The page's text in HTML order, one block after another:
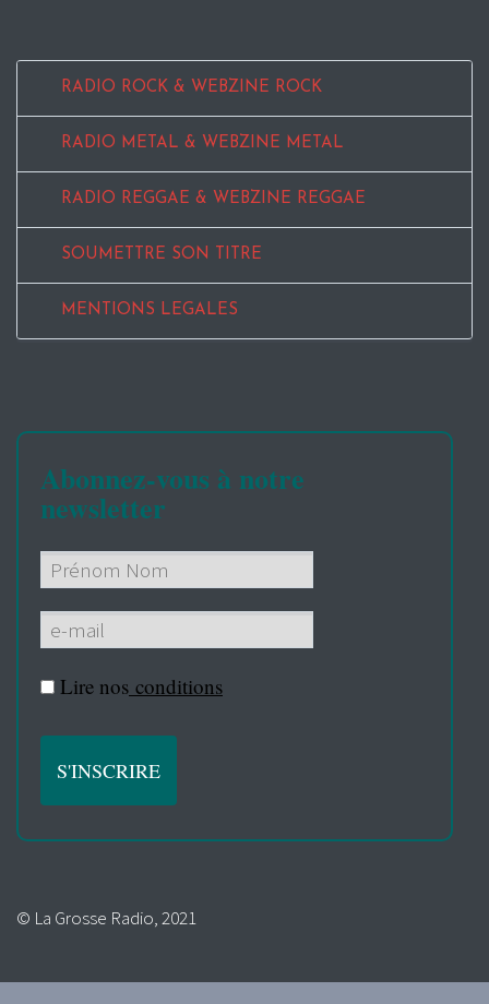
RADIO ROCK & WEBZINE ROCK
RADIO METAL & WEBZINE METAL
RADIO REGGAE & WEBZINE REGGAE
SOUMETTRE SON TITRE
MENTIONS LEGALES
Abonnez-vous à notre
newsletter
Lire nos conditions
© La Grosse Radio, 2021